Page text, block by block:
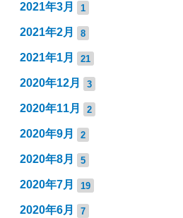
2021年3月 1
2021年2月 8
2021年1月 21
2020年12月 3
2020年11月 2
2020年9月 2
2020年8月 5
2020年7月 19
2020年6月 7